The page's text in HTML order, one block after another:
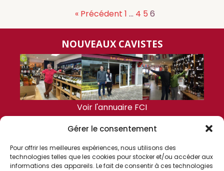
Gérer le consentement
Pour offrir les meilleures expériences, nous utilisons des
technologies telles que les cookies pour stocker et/ou accéder aux
informations des appareils. Le fait de consentir à ces technologies
« Précédent 1 … 4 5 6
NOUVEAUX CAVISTES
Voir l'annuaire FCI